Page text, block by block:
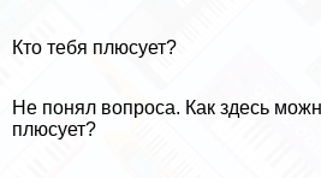
Кто тебя плюсует?
Не понял вопроса. Как здесь
плюсует?